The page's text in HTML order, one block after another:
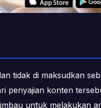
tidak di maksudkan
penyajian konten
untuk melakukan